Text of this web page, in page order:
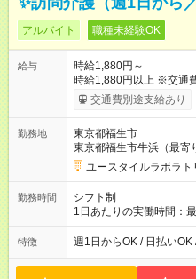
アルバイト 職種未経験OK
給与
時給1,880円～
時給1,880円以上 ※交通
考慮して決定します 【収入例】 週1回勤務の場合：1,880円×8時
間×4回=6万0,160円 週3回勤務の場合：1,880円×8時間×12回
月 ※ 雇用形態と給与に、
用形態：本採用時と同じ
交通費別途支給あり
勤務地
東京都福生市
東京都福生市牛浜（最寄
ユースタイルラボラト
勤務時間
シフト制
1日あたりの実働時間：
00 ※週1日～OK ／ 夜勤専従 ＊＊ 勤務時間例 ＊＊ ■22時か
ら翌7時 ■23時から翌8時 ■24
ます。 ※曜日固定（毎週
特徴 週1日からOK / 日払い